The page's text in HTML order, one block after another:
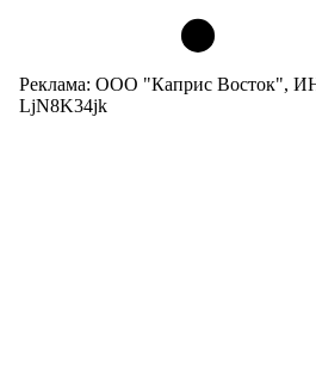
Реклама: ООО "Каприс Восток",
LjN8K34jk